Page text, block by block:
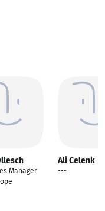
Manager
Ali Celenk
---